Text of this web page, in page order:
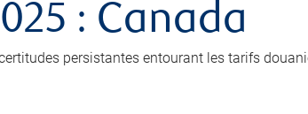
: Canada
persistantes entourant les tarifs